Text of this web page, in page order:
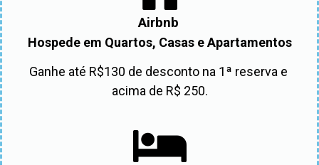
Airbnb
Hospede em Quartos, Casas e Apartamentos
Ganhe até R$130 de desconto na 1ª reserva e
acima de R$ 250.